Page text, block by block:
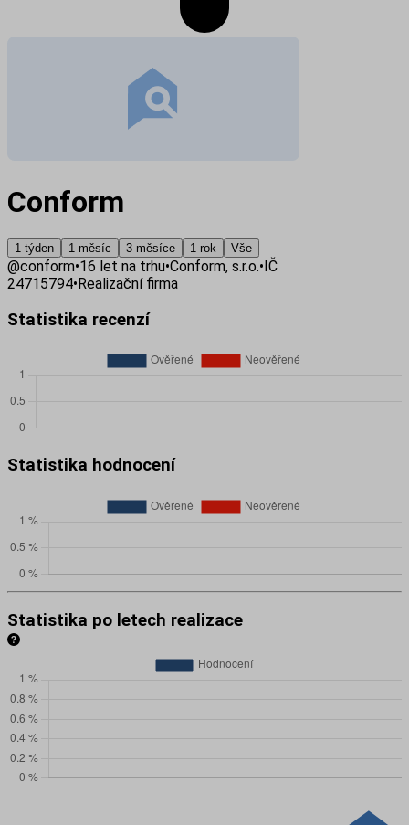
Conform
1 týden 1 měsíc 3 měsíce 1 rok Vše
@conform•16 let na trhu•Conform, s.r.o.•IČ
24715794•Realizační firma
Statistika recenzí
Statistika hodnocení
Statistika po letech realizace